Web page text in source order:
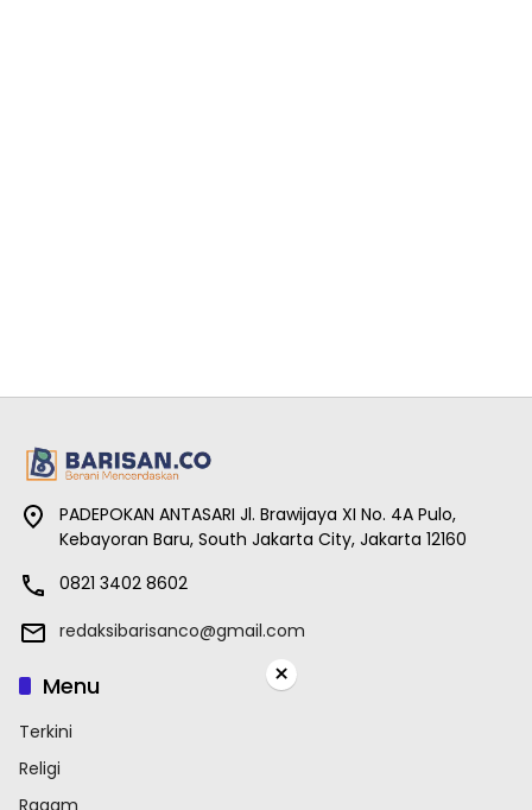
PADEPOKAN ANTASARI Jl. Brawijaya XI No. 4A Pulo,
Kebayoran Baru, South Jakarta City, Jakarta 12160
0821 3402 8602
redaksibarisanco@gmail.com
Menu
Terkini
Religi
Ragam
×